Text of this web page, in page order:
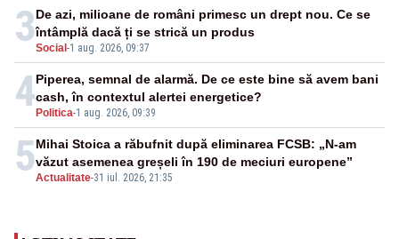
3Social -1 aug. 2026, 09:37
De azi, milioane de români primesc un drept nou. Ce se
întâmplă dacă ți se strică un produs
4 Politica-1 aug. 2026, 09:39
Piperea, semnal de alarmă. De ce este bine să avem bani
cash, în contextul alertei energetice?
5Actualitate-31 iul. 2026, 21:35
Mihai Stoica a răbufnit după eliminarea FCSB: „N-am
văzut asemenea greșeli în 190 de meciuri europene”